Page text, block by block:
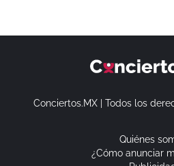
Conciertos.MX | Todos los
Quiénes
¿Cómo anunciar